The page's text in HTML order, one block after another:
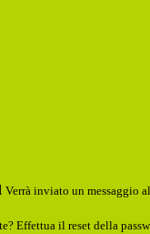
Verrà inviato un messaggio
Effettua il reset della